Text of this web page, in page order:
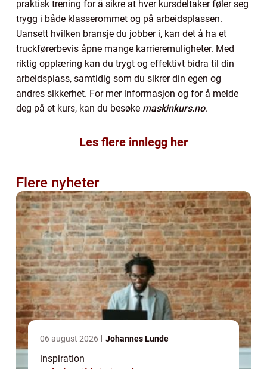
praktisk trening for å sikre at hver kursdeltaker føler seg
trygg i både klasserommet og på arbeidsplassen.
Uansett hvilken bransje du jobber i, kan det å ha et
truckførerbevis åpne mange karrieremuligheter. Med
riktig opplæring kan du trygt og effektivt bidra til din
arbeidsplass, samtidig som du sikrer din egen og
andres sikkerhet. For mer informasjon og for å melde
deg på et kurs, kan du besøke maskinkurs.no.
Les flere innlegg her
Flere nyheter
06 august 2026 Johannes Lunde
inspiration